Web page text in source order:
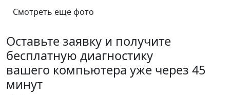
Смотреть еще фото
Оставьте заявку и получите
бесплатную диагностику
вашего компьютера уже через 45
минут